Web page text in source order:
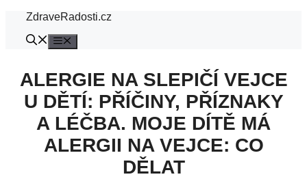
Přeskočit
obsah
ZdraveRadosti.cz
ALERGIE NA SLEPIČÍ VEJCE
U DĚTÍ: PŘÍČINY, PŘÍZNAKY
A LÉČBA. MOJE DÍTĚ MÁ
ALERGII NA VEJCE: CO
DĚLAT